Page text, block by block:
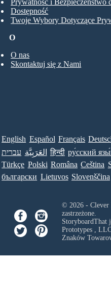
O
O nas
Skontaktuj się z Nami
Prywatność i Bezpieczeństwo
Dostępność
Twoje Wybory Dotyczące
English Español Français
עברית العَرَبِيَّة हिन्दी ру́сский
Türkçe Polski Româna Ceština
български Lietuvos Slovenščina
© 2026 - Clever
zastrzeżone.
StoryboardThat
Prototypes ,
Znaków